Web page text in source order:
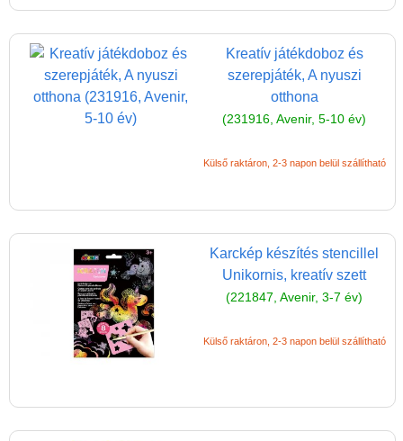
Kreatív játékdoboz és
szerepjáték, A nyuszi
otthona
(231916, Avenir, 5-10 év)
Külső raktáron, 2-3 napon belül szállítható
Karckép készítés stencillel
Unikornis, kreatív szett
(221847, Avenir, 3-7 év)
Külső raktáron, 2-3 napon belül szállítható